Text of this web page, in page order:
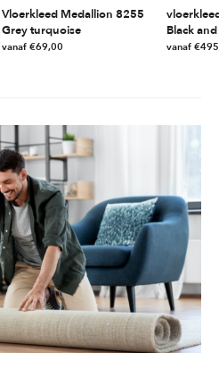
Vloerkleed Medallion 8255
Grey turquoise
vanaf€69,00
variaties.
Deze
optie
kan
gekozen
worden
op
de
productpagina
Black
vanaf€
variaties.
kan
gekozen